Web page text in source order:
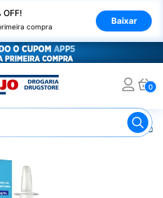
OFF!
compra
Baixar
0
Remédio para Gripe e Resfriado